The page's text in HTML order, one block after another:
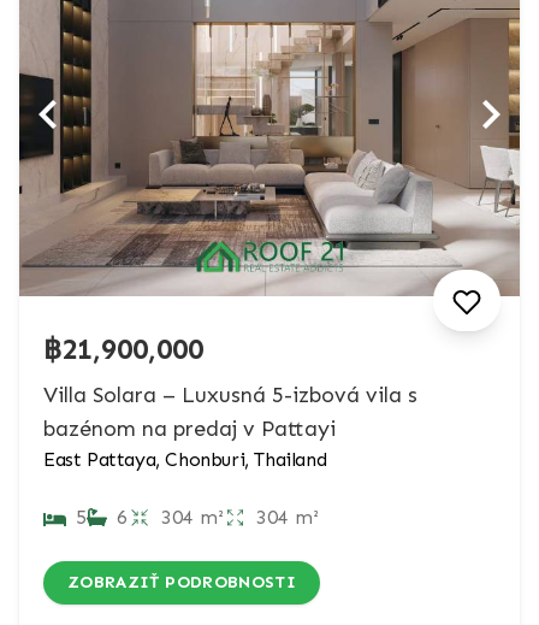
฿21,900,000
Villa Solara – Luxusná 5-izbová vila s
bazénom na predaj v Pattayi
East Pattaya, Chonburi, Thailand
5 6 304 m² 304 m²
ZOBRAZIŤ PODROBNOSTI